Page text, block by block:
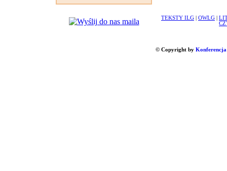
TEKSTY ILG OWLG
© Copyright by Konferencja